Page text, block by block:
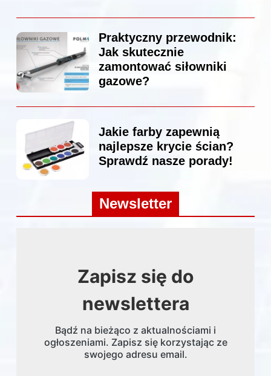
Praktyczny przewodnik:
Jak skutecznie
zamontować siłowniki
gazowe?
Jakie farby zapewnią
najlepsze krycie ścian?
Sprawdź nasze porady!
Newsletter
Zapisz się do
newslettera
Bądź na bieżąco z aktualnościami i
ogłoszeniami. Zapisz się korzystając ze
swojego adresu email.